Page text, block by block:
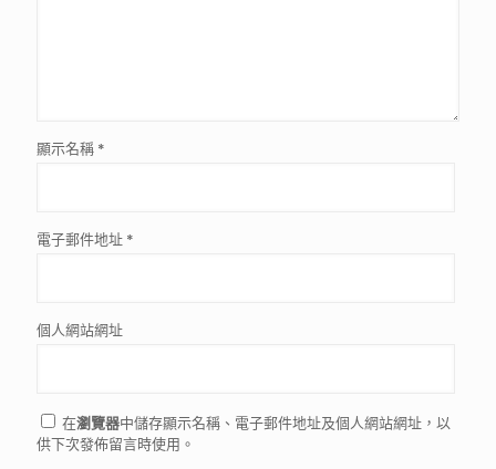
顯示名稱 *
電子郵件地址 *
個人網站網址
在瀏覽器中儲存顯示名稱、電子郵件地址及個人網站網址，以
供下次發佈留言時使用。